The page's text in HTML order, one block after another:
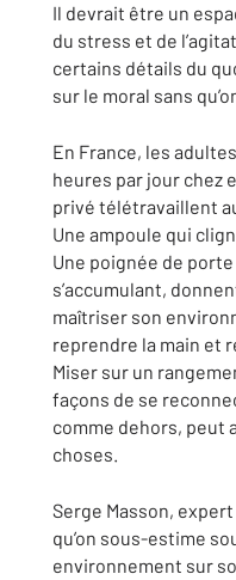
Il devrait être un
du stress et de
certains détails du
sur le moral sans
En France, les
heures par jour chez
privé télétravaillent
Une ampoule qui
Une poignée de
s’accumulant,
maîtriser son
reprendre la main et
Miser sur un
façons de se
comme dehors, peut
choses.
Serge Masson,
qu’on sous-estime
environnement sur